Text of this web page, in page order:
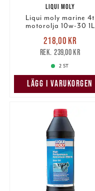
LIQUI MOLY
Liqui moly marine 4t
motorolja 10w-30 1L
Nuvarande pris
218,00 krTidigare pris
239,00 kr
218,00 kr
239,00 kr
2 ST
LÄGG I VARUKORGEN